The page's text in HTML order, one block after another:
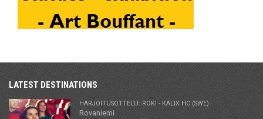
LATEST DESTINATIONS
HARJOITUSOTTELU: ROKI - KALIX HC (SWE)
Rovaniemi